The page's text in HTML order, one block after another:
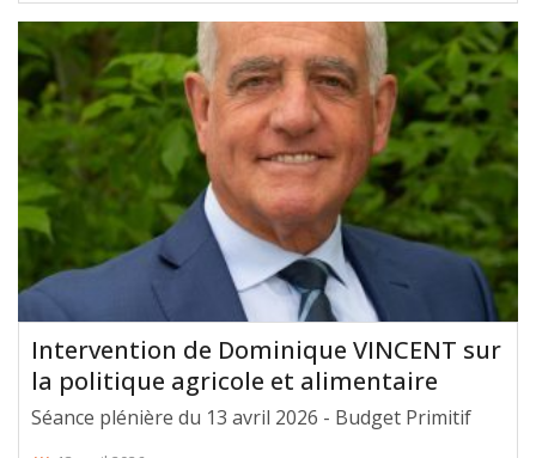
Intervention de Dominique VINCENT sur
la politique agricole et alimentaire
Séance plénière du 13 avril 2026 - Budget Primitif